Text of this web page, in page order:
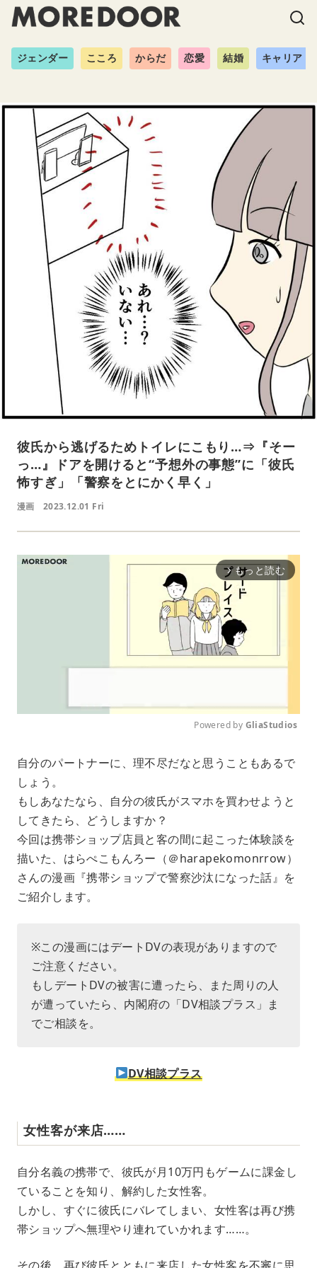
ジェンダー こころ からだ 恋愛 結婚 キャリア
彼氏から逃げるためトイレにこもり…⇒『そー
っ…』ドアを開けると“予想外の事態”に「彼氏
怖すぎ」「警察をとにかく早く」
漫画 2023.12.01 Fri
arrow_forward_ios もっと読む
u
e
Powered by GliaStudios
自分のパートナーに、理不尽だなと思うこともあるで
しょう。
もしあなたなら、自分の彼氏がスマホを買わせようと
してきたら、どうしますか？
今回は携帯ショップ店員と客の間に起こった体験談を
描いた、はらぺこもんろー（＠harapekomonrrow）
さんの漫画『携帯ショップで警察沙汰になった話』を
ご紹介します。
※この漫画にはデートDVの表現がありますので
ご注意ください。
もしデートDVの被害に遭ったら、また周りの人
が遭っていたら、内閣府の「DV相談プラス」ま
でご相談を。
DV相談プラス
女性客が来店……
自分名義の携帯で、彼氏が月10万円もゲームに課金し
ていることを知り、解約した女性客。
しかし、すぐに彼氏にバレてしまい、女性客は再び携
帯ショップへ無理やり連れていかれます……。